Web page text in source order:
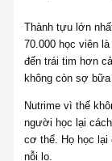
Thành tựu lớn
70.000 học viên
đến trái tim hơn
không còn sợ bữa
Nutrime vì thế
người học lại
cơ thể. Họ học lại
nỗi lo.